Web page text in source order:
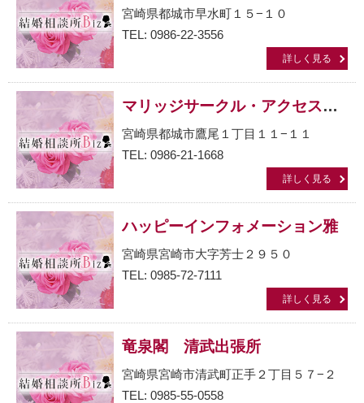
宮崎県都城市早水町１５−１０
TEL: 0986-22-3556
詳しく見る
マリッジサークル・アクセス都城店
宮崎県都城市鷹尾１丁目１１−１１
TEL: 0986-21-1668
詳しく見る
ハッピーインフォメーション雅
宮崎県宮崎市大字芳士２９５０
TEL: 0985-72-7111
詳しく見る
竜泉閣 清武出張所
宮崎県宮崎市清武町正手２丁目５７−２
TEL: 0985-55-0558